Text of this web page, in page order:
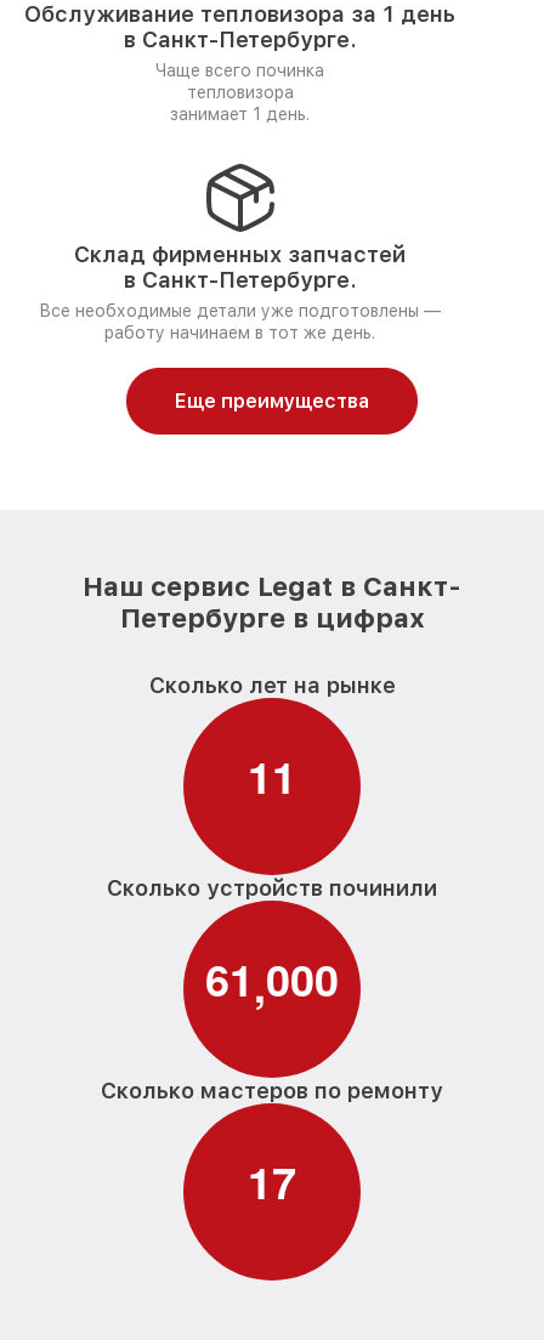
Обслуживание тепловизора за 1 день
в Санкт-Петербурге.
Чаще всего починка
тепловизора
занимает 1 день.
Склад фирменных запчастей
в Санкт-Петербурге.
Все необходимые детали уже подготовлены —
работу начинаем в тот же день.
Еще преимущества
Наш сервис Legat в Санкт-
Петербурге в цифрах
Сколько лет на рынке
11
Сколько устройств починили
61,000
Сколько мастеров по ремонту
17